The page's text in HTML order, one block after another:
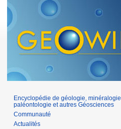
Encyclopédie de géologie, minéralogie,
paléontologie et autres Géosciences
Communauté
Actualités